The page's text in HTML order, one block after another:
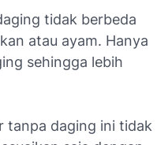
tidak berbeda
atau ayam. Hanya
sehingga lebih
tanpa daging ini tidak